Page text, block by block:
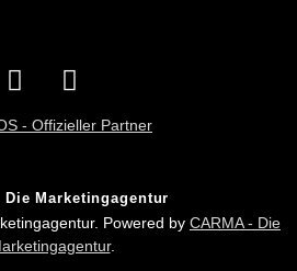
Die Marketingagentur
Powered by CARMA - Die
.